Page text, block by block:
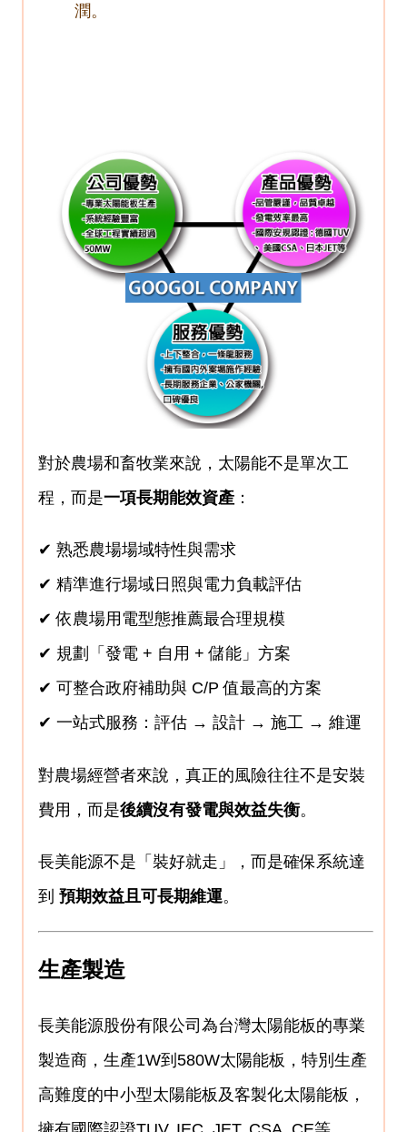
潤。
對於農場和畜牧業來說，太陽能不是單次工
程，而是一項長期能效資產 ：
✔ 熟悉農場場域特性與需求
✔ 精準進行場域日照與電力負載評估
✔ 依農場用電型態推薦最合理規模
✔ 規劃「發電 + 自用 + 儲能」方案
✔ 可整合政府補助與 C/P 值最高的方案
✔ 一站式服務：評估 → 設計 → 施工 → 維運
對農場經營者來說，真正的風險往往不是安裝
費用，而是後續沒有發電與效益失衡。
長美能源不是「裝好就走」，而是確保系統達
到預期效益且可長期維運。
生產製造
長美能源股份有限公司為台灣太陽能板的專業
製造商，生產1W到580W太陽能板，特別生產
高難度的中小型太陽能板及客製化太陽能板，